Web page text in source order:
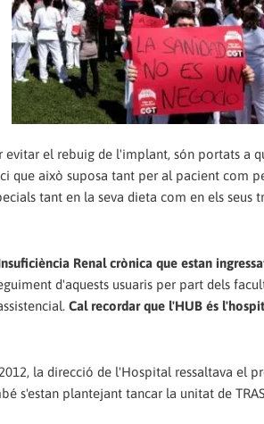
el rebuig de l'implant, són portats a
que això suposa tant per al pacient com
tant en la seva dieta com en els seus
Renal crònica que estan
d'aquests usuaris per part dels
Cal recordar que l'HUB és
la direcció de l'Hospital ressaltava el
s'estan plantejant tancar la unitat de